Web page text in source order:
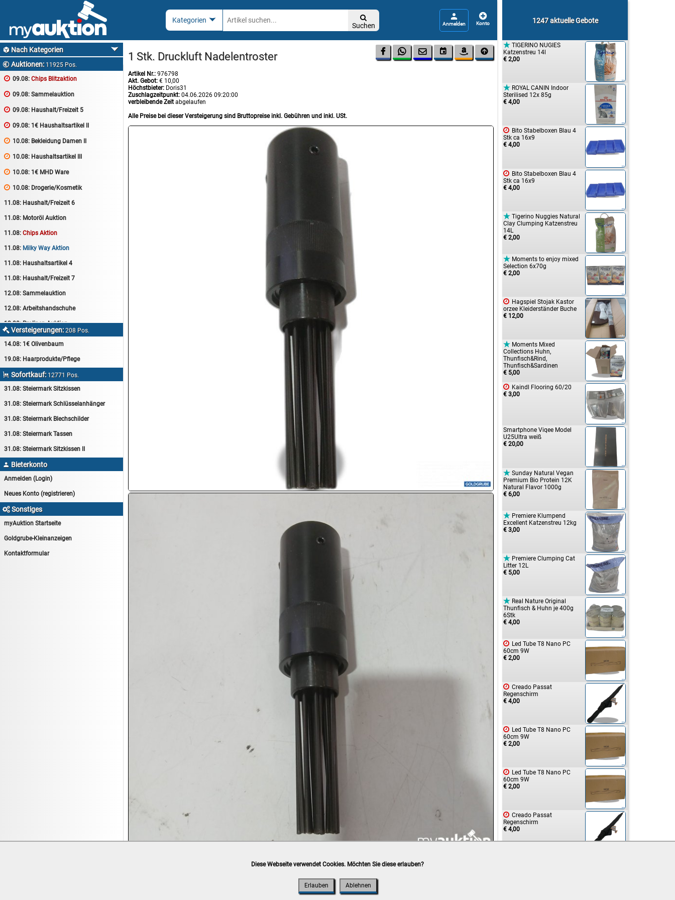

Suchen
 
 Nach Kategorien
 Auktionen: 11925 Pos.
 09.08: Chips Blitzaktion
 09.08: Sammelauktion
 09.08: Haushalt/Freizeit 5
 09.08: 1€ Haushaltsartikel II
 10.08: Bekleidung Damen II
 10.08: Haushaltsartikel III
 10.08: 1€ MHD Ware
 10.08: Drogerie/Kosmetik
11.08: Haushalt/Freizeit 6
11.08: Motoröl Auktion
11.08: Chips Aktion
11.08: Milky Way Aktion
11.08: Haushaltsartikel 4
11.08: Haushalt/Freizeit 7
12.08: Sammelauktion
12.08: Arbeitshandschuhe
12.08:Pralinen Auktion
12.08:Haushalt/Freizeit
13.08:1€ Totalabverkauf
15.08:Lebensmittel/Wein
15.08:Drogerie/Kosmetik
15.08: Haushaltsartikel 8
16.08:Haushalt/Freizeit III
16.08:Atelier Imperial Schmuck
16.08: Haushaltsartikel
16.08:Haushaltsartikel II
19.08:Rapid Wien Trikots
 Versteigerungen:208 Pos.
14.08: 1€ Olivenbaum
19.08: Haarprodukte/Pflege
 Sofortkauf: 12771 Pos.
31.08: Steiermark Sitzkissen
31.08: Steiermark Schlüsselanhänger
31.08: Steiermark Blechschilder
31.08: Steiermark Tassen
31.08: Steiermark Sitzkissen II
 Bieterkonto
Anmelden (Login)
Neues Konto (registrieren)
Sonstiges
myAuktion Startseite
Goldgrube-Kleinanzeigen
Kontaktformular
1247 aktuelle Gebote
 TIGERINO NUGIES
Katzenstreu 14l
€ 2,00
 ROYAL CANIN Indoor
Sterilised 12x 85g
€ 4,00
 Bito Stabelboxen Blau 4
Stk ca 16x9
€ 4,00
 Bito Stabelboxen Blau 4
Stk ca 16x9
€ 4,00
 Tigerino Nuggies Natural
Clay Clumping Katzenstreu
14L
€ 2,00
 Moments to enjoy mixed
Selection 6x70g
€ 2,00
 Hagspiel Stojak Kastor
orzee Kleiderständer Buche
€ 12,00
 Moments Mixed
Collections Huhn,
Thunfisch&Rind,
Thunfisch&Sardinen
€ 5,00
 Kaindl Flooring 60/20
€ 3,00
Smartphone Viqee Model
U25Ultra weiß
€ 20,00
 Sunday Natural Vegan
Premium Bio Protein 12K
Natural Flavor 1000g
€ 6,00
 Premiere Klumpend
Excellent Katzenstreu 12kg
€ 3,00
 Premiere Clumping Cat
Litter 12L
€ 5,00
 Real Nature Original
Thunfisch & Huhn je 400g
6Stk
€ 4,00
 Led Tube T8 Nano PC
60cm 9W
€ 2,00
 Creado Passat
Regenschirm
€ 4,00
 Led Tube T8 Nano PC
60cm 9W
€ 2,00
 Led Tube T8 Nano PC
60cm 9W
€ 2,00
 Creado Passat
Regenschirm
€ 4,00
     
1 Stk. Druckluft Nadelentroster
Artikel Nr.: 976798
Akt. Gebot: € 10,00
Höchstbieter: Doris31
Zuschlagzeitpunkt: 04.06.2026 09:20:00
verbleibende Zeit abgelaufen
Alle Preise bei dieser Versteigerung sind Bruttopreise inkl. Gebühren und inkl. USt.
Vorabüberweisung, Barzahlung, Bankomat, Kreditkarte (vor Ort)
Diese Webseite verwendet Cookies. Möchten Sie diese erlauben?
Erlauben Ablehnen